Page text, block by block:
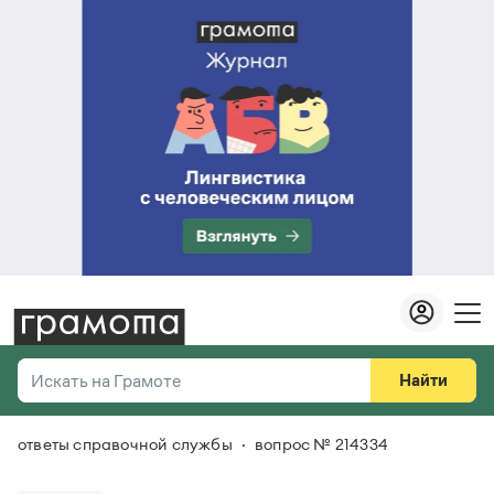
Искать на Грамоте
Справочная служба
Найти
Везде
ответы справочной службы вопрос № 214334